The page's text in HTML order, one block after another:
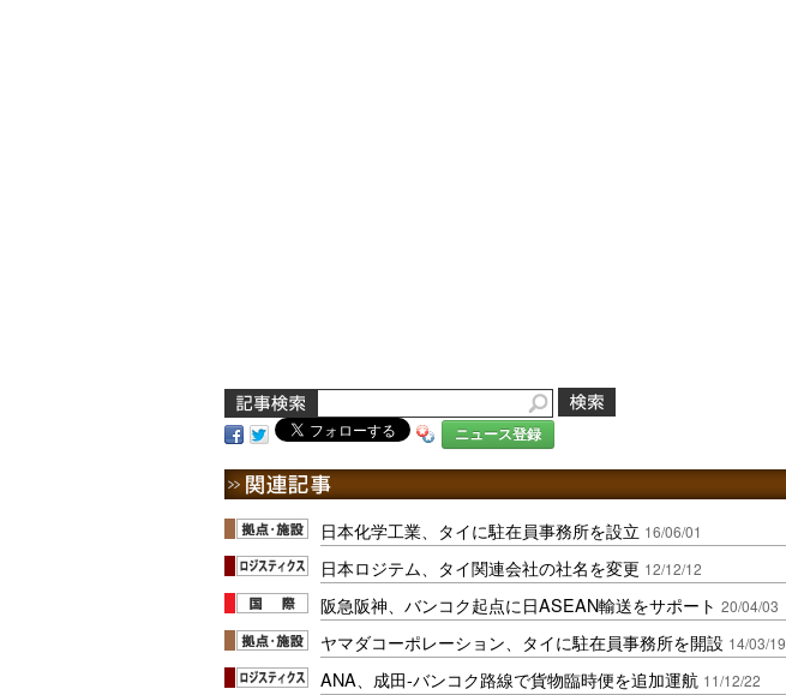
ニュース登録
日本化学工業、タイに駐在員事務所を設立 16/06/01
日本ロジテム、タイ関連会社の社名を変更 12/12/12
阪急阪神、バンコク起点に日ASEAN輸送をサポート 20/04/03
ヤマダコーポレーション、タイに駐在員事務所を開設 14/03/19
ANA、成田-バンコク路線で貨物臨時便を追加運航 11/12/22